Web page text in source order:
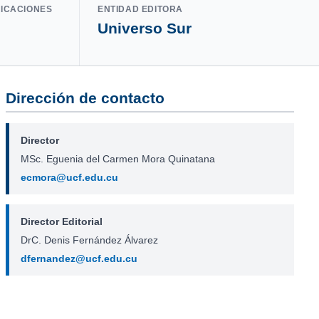
ENTIDAD EDITORA
Universo Sur
Dirección de contacto
Director
MSc. Eguenia del Carmen Mora Quinatana
ecmora@ucf.edu.cu
Director Editorial
DrC. Denis Fernández Álvarez
dfernandez@ucf.edu.cu